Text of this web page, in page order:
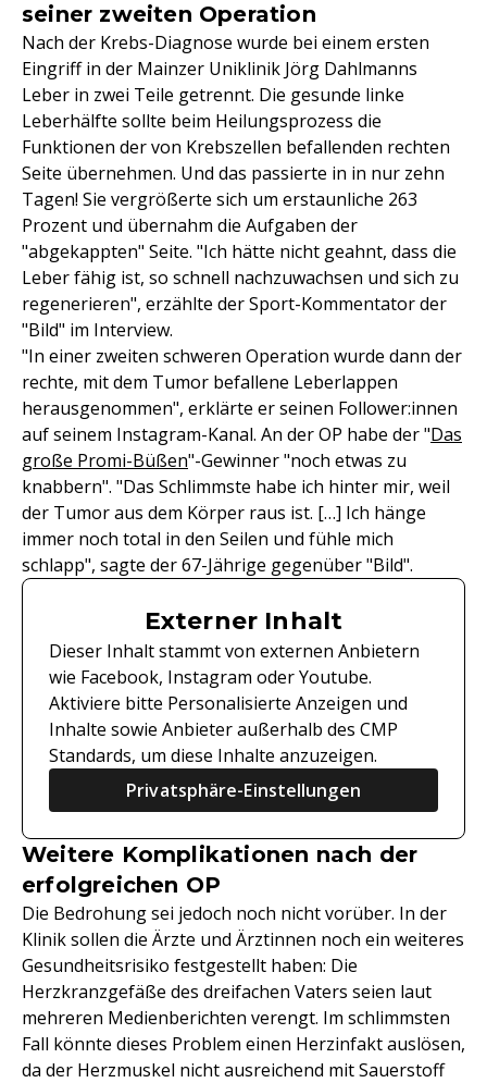
seiner zweiten Operation
Nach der Krebs-Diagnose wurde bei einem ersten
Eingriff in der Mainzer Uniklinik Jörg Dahlmanns
Leber in zwei Teile getrennt. Die gesunde linke
Leberhälfte sollte beim Heilungsprozess die
Funktionen der von Krebszellen befallenden rechten
Seite übernehmen. Und das passierte in in nur zehn
Tagen! Sie vergrößerte sich um erstaunliche 263
Prozent und übernahm die Aufgaben der
"abgekappten" Seite. "Ich hätte nicht geahnt, dass die
Leber fähig ist, so schnell nachzuwachsen und sich zu
regenerieren", erzählte der Sport-Kommentator der
"Bild" im Interview.
"In einer zweiten schweren Operation wurde dann der
rechte, mit dem Tumor befallene Leberlappen
herausgenommen", erklärte er seinen Follower:innen
auf seinem Instagram-Kanal. An der OP habe der "Das
große Promi-Büßen"-Gewinner "noch etwas zu
knabbern". "Das Schlimmste habe ich hinter mir, weil
der Tumor aus dem Körper raus ist. […] Ich hänge
immer noch total in den Seilen und fühle mich
schlapp", sagte der 67-Jährige gegenüber "Bild".
Externer Inhalt
Dieser Inhalt stammt von externen Anbietern
wie Facebook, Instagram oder Youtube.
Aktiviere bitte Personalisierte Anzeigen und
Inhalte sowie Anbieter außerhalb des CMP
Standards, um diese Inhalte anzuzeigen.
Privatsphäre-Einstellungen
Weitere Komplikationen nach der
erfolgreichen OP
Die Bedrohung sei jedoch noch nicht vorüber. In der
Klinik sollen die Ärzte und Ärztinnen noch ein weiteres
Gesundheitsrisiko festgestellt haben: Die
Herzkranzgefäße des dreifachen Vaters seien laut
mehreren Medienberichten verengt. Im schlimmsten
Fall könnte dieses Problem einen Herzinfakt auslösen,
da der Herzmuskel nicht ausreichend mit Sauerstoff